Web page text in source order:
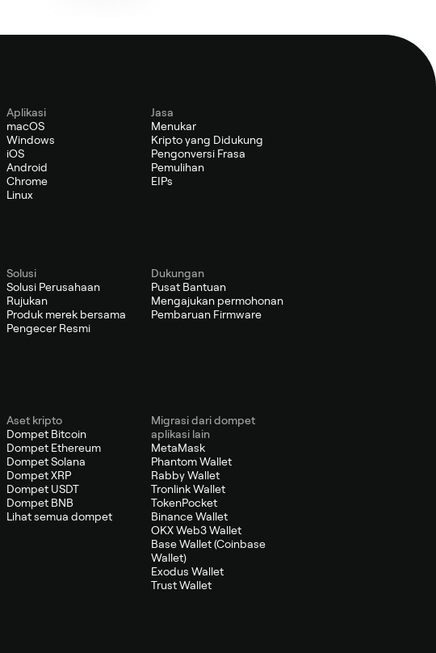
Aplikasi
macOS
Windows
iOS
Android
Chrome
Linux
Jasa
Menukar
Kripto yang Didukung
Pengonversi Frasa
Pemulihan
EIPs
Solusi
Solusi Perusahaan
Rujukan
Produk merek bersama
Pengecer Resmi
Dukungan
Pusat Bantuan
Mengajukan permohonan
Pembaruan Firmware
Aset kripto
Dompet Bitcoin
Dompet Ethereum
Dompet Solana
Dompet XRP
Dompet USDT
Dompet BNB
Lihat semua dompet
Migrasi dari dompet
aplikasi lain
MetaMask
Phantom Wallet
Rabby Wallet
Tronlink Wallet
TokenPocket
Binance Wallet
OKX Web3 Wallet
Base Wallet (Coinbase
Wallet)
Exodus Wallet
Trust Wallet